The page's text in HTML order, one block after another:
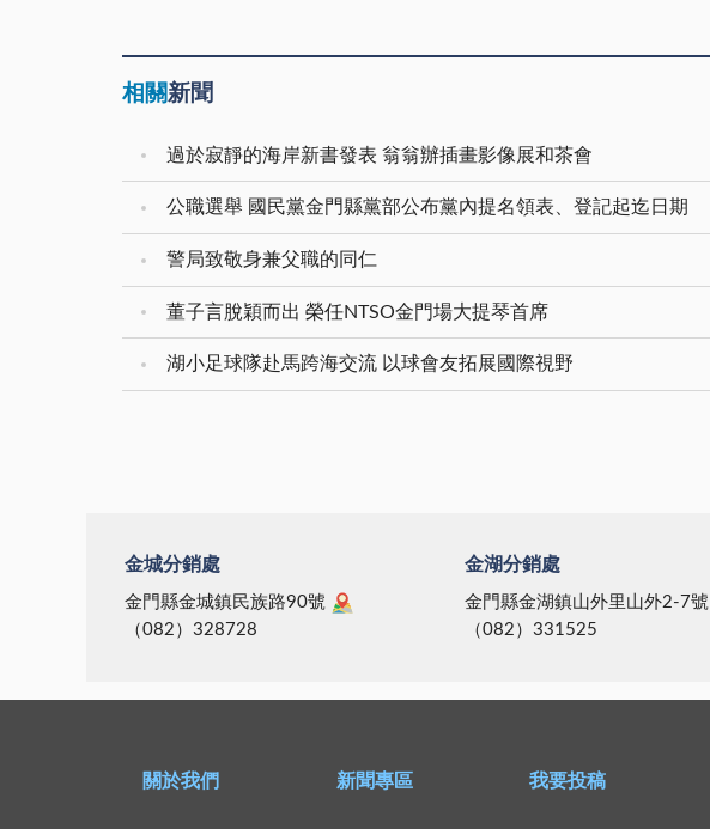
相關新聞
過於寂靜的海岸新書發表 翁翁辦插畫影像展和茶會
公職選舉 國民黨金門縣黨部公布黨內提名領表、登記起迄日期
警局致敬身兼父職的同仁
董子言脫穎而出 榮任NTSO金門場大提琴首席
湖小足球隊赴馬跨海交流 以球會友拓展國際視野
金城分銷處
金門縣金城鎮民族路90號
（082）328728
金湖分銷處
金門縣金湖鎮山外里山外2-7號
（082）331525
關於我們 新聞專區 我要投稿